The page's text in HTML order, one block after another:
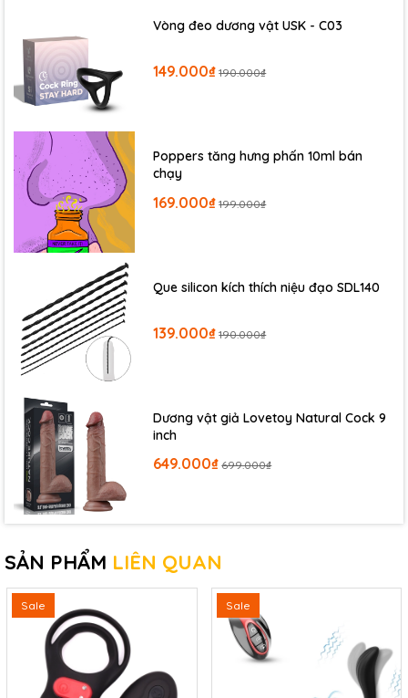
Vòng đeo dương vật USK - C03
149.000₫ 190.000₫
Poppers tăng hưng phấn 10ml bán
chạy
169.000₫ 199.000₫
Que silicon kích thích niệu đạo SDL140
139.000₫ 190.000₫
Dương vật giả Lovetoy Natural Cock 9
inch
649.000₫ 699.000₫
SẢN PHẨM LIÊN QUAN
Sale Sale